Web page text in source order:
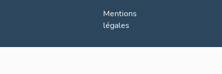
Mentions
légales